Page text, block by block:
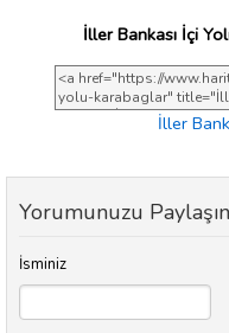
İller Bankası İçi
İller
Yorumunuzu Paylaşın
İsminiz